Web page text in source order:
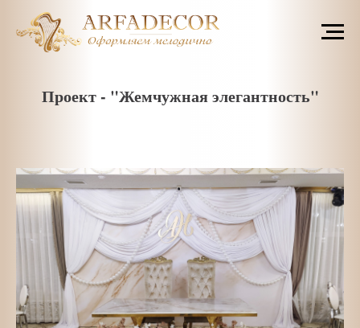
Проект - "Жемчужная элегантность"